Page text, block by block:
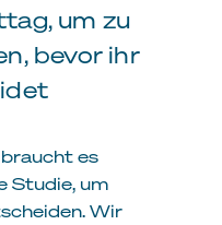
um zu
bevor ihr
es
Studie, um
Wir